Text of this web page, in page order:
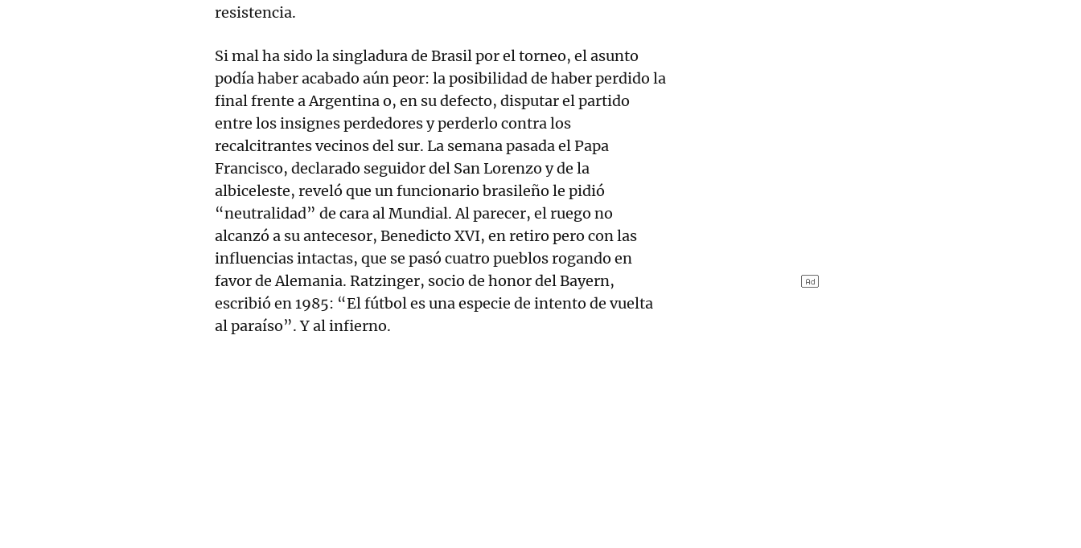
resistencia.
Si mal ha sido la singladura de Brasil por el torneo, el asunto
podía haber acabado aún peor: la posibilidad de haber perdido la
final frente a Argentina o, en su defecto, disputar el partido
entre los insignes perdedores y perderlo contra los
recalcitrantes vecinos del sur. La semana pasada el Papa
Francisco, declarado seguidor del San Lorenzo y de la
albiceleste, reveló que un funcionario brasileño le pidió
“neutralidad” de cara al Mundial. Al parecer, el ruego no
alcanzó a su antecesor, Benedicto XVI, en retiro pero con las
influencias intactas, que se pasó cuatro pueblos rogando en
favor de Alemania. Ratzinger, socio de honor del Bayern,
escribió en 1985: “El fútbol es una especie de intento de vuelta
al paraíso”. Y al infierno.